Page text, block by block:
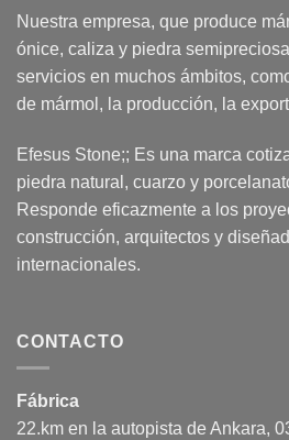
Nuestra empresa, que produce
ónice, caliza y piedra
servicios en muchos ámbitos,
de mármol, la producción, la
Efesus Stone;; Es una marca
piedra natural, cuarzo y
Responde eficazmente a los
construcción, arquitectos y
internacionales.
CONTACTO
Fábrica
22.km en la autopista de Ankara,